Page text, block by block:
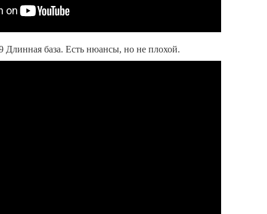
база. Есть нюансы, но не плохой.